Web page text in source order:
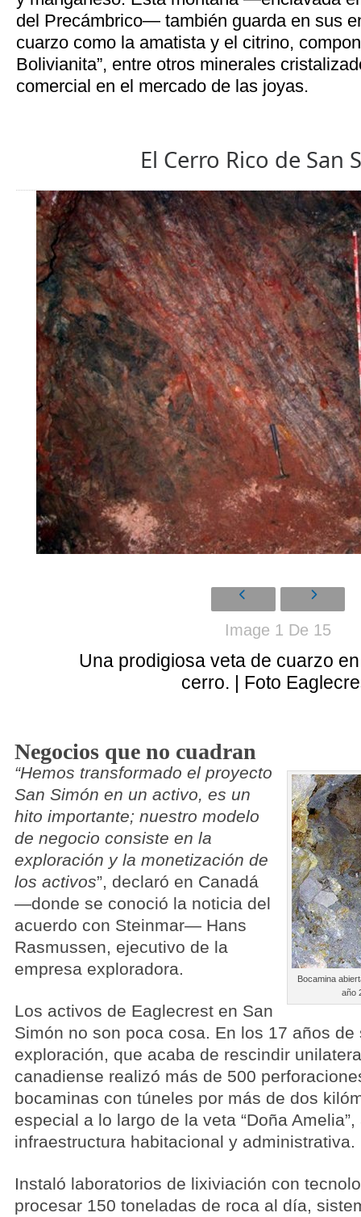
del Precámbrico— también guarda en sus
cuarzo como la amatista y el citrino,
Bolivianita”, entre otros minerales
comercial en el mercado de las joyas.
El Cerro Rico de San
Image 1 De 15
Una prodigiosa veta de cuarzo
cerro. | Foto
Negocios que no cuadran
Bocamina
año
“Hemos transformado el proyecto
San Simón en un activo, es un
hito importante; nuestro modelo
de negocio consiste en la
exploración y la monetización de
los activos”, declaró en Canadá
—donde se conoció la noticia del
acuerdo con Steinmar— Hans
Rasmussen, ejecutivo de la
empresa exploradora.
Los activos de Eaglecrest en San
Simón no son poca cosa. En los 17 años de
exploración, que acaba de rescindir
canadiense realizó más de 500
bocaminas con túneles por más de dos
especial a lo largo de la veta “Doña
infraestructura habitacional y administrativa.
Instaló laboratorios de lixiviación con
procesar 150 toneladas de roca al día,